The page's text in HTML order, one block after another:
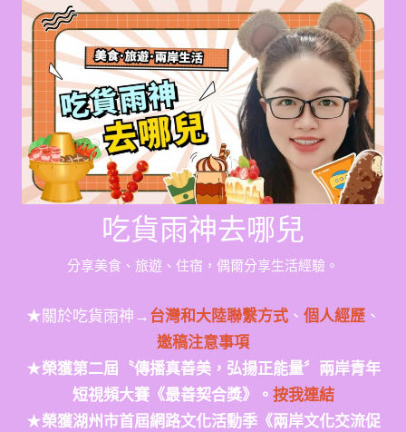
Skip
content
吃貨雨神去哪兒
分享美食、旅遊、住宿，偶爾分享生活經驗。
★關於吃貨雨神→台灣和大陸聯繫方式、 個人經歷、
邀稿注意事項
★榮獲第二屆〝傳播真善美，弘揚正能量〞兩岸青年
短視頻大賽《最善契合獎》。 按我連結
★榮獲湖州市首屆網路文化活動季《兩岸文化交流促